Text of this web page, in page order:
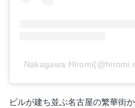
Nakagawa
ビルが建ち並ぶ名古屋の繁華街